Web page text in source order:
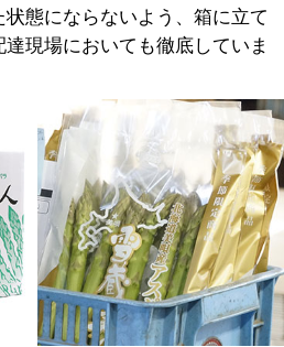
態にならないよう、箱に立て
現場においても徹底していま